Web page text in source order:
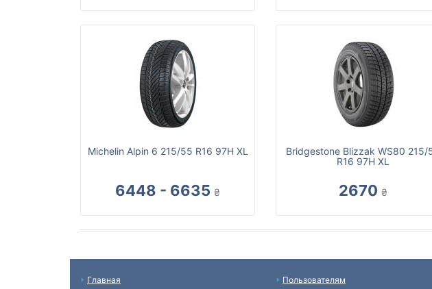
Michelin Alpin 6 215/55 R16 97H XL
6448 - 6635 ₴
Bridgestone Blizzak WS80 215/
R16 97H XL
2670 ₴
Главная Пользователям